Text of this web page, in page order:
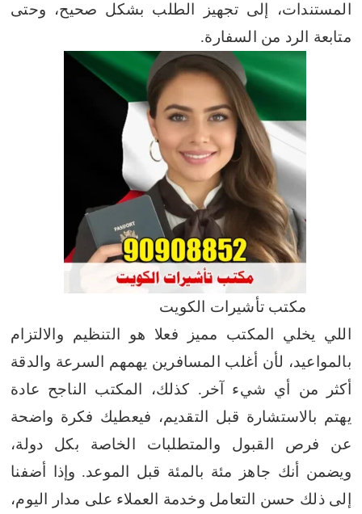
المستندات، إلى تجهيز الطلب بشكل صحيح، وحتى
متابعة الرد من السفارة.
مكتب تأشيرات الكويت
اللي يخلي المكتب مميز فعلا هو التنظيم والالتزام
بالمواعيد، لأن أغلب المسافرين يهمهم السرعة والدقة
أكثر من أي شيء آخر. كذلك، المكتب الناجح عادة
يهتم بالاستشارة قبل التقديم، فيعطيك فكرة واضحة
عن فرص القبول والمتطلبات الخاصة بكل دولة،
ويضمن أنك جاهز مئة بالمئة قبل الموعد. وإذا أضفنا
إلى ذلك حسن التعامل وخدمة العملاء على مدار اليوم،